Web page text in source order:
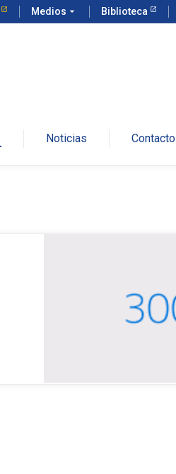
Medios arrow_drop_down Biblioteca
Noticias Contacto